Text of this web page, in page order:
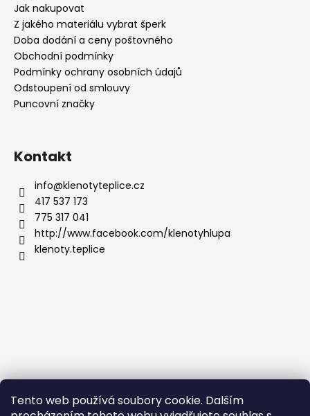
Tento web používá soubory cookie. Dalším
Jak nakupovat
Z jakého materiálu vybrat šperk
Doba dodání a ceny poštovného
Obchodní podmínky
Podmínky ochrany osobních údajů
Odstoupení od smlouvy
Puncovní značky
Kontakt
info@klenotyteplice.cz
417 537 173
775 317 041
http://www.facebook.com/klenotyhlupa
klenoty.teplice